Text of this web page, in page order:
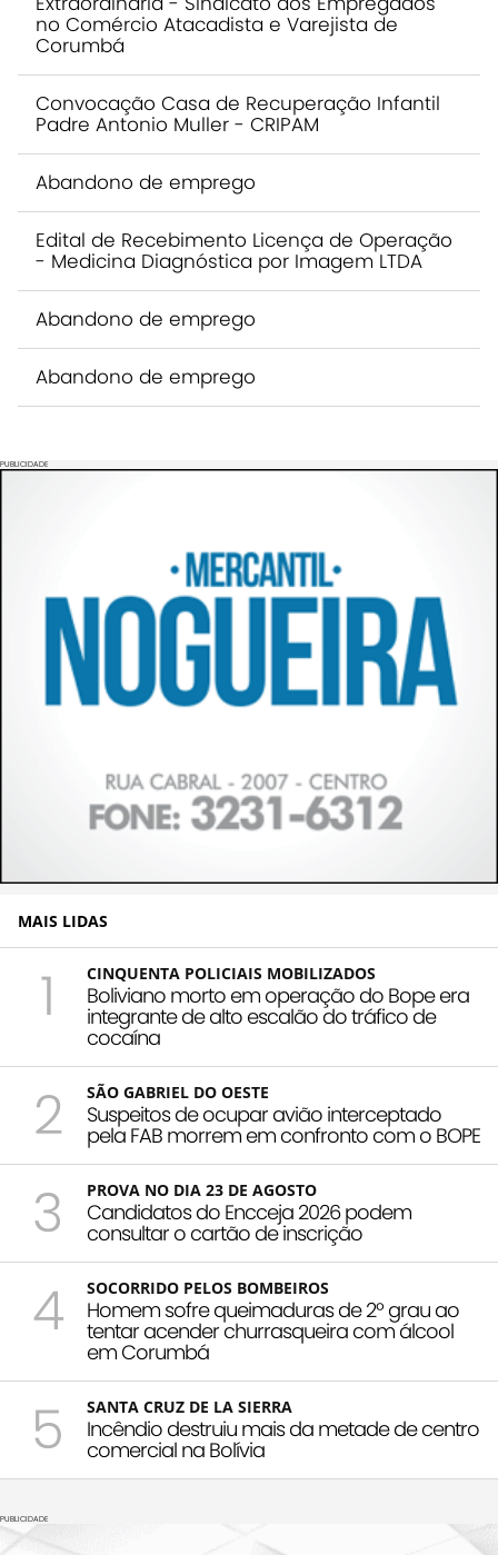
no Comércio Atacadista e Varejista de
Corumbá
Convocação Casa de Recuperação Infantil
Padre Antonio Muller - CRIPAM
Abandono de emprego
Edital de Recebimento Licença de Operação
- Medicina Diagnóstica por Imagem LTDA
Abandono de emprego
Abandono de emprego
PUBLICIDADE
MAIS LIDAS
1 CINQUENTA POLICIAIS MOBILIZADOS
Boliviano morto em operação do Bope era
integrante de alto escalão do tráfico de
cocaína
2 SÃO GABRIEL DO OESTE
Suspeitos de ocupar avião interceptado
pela FAB morrem em confronto com o BOPE
3 PROVA NO DIA 23 DE AGOSTO
Candidatos do Encceja 2026 podem
consultar o cartão de inscrição
4 SOCORRIDO PELOS BOMBEIROS
Homem sofre queimaduras de 2º grau ao
tentar acender churrasqueira com álcool
em Corumbá
5 SANTA CRUZ DE LA SIERRA
Incêndio destruiu mais da metade de centro
comercial na Bolívia
PUBLICIDADE